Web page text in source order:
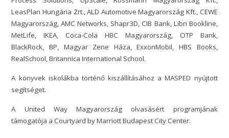
LeasPlan Hungária Zrt., ALD Automotive Magyarország Kft., CEWE
Magyarország, AMC Networks, Shapr3D, CIB Bank, Libri Bookline,
MetLife, IKEA, Coca-Cola HBC Magyarország, OTP Bank,
BlackRock, BP, Magyar Zene Háza, ExxonMobil, HBS Books,
RealSchool, Britannica International School.
A könyvek iskolákba történő kiszállításához a MASPED nyújtott
segítséget.
A United Way Magyarország olvasásért programjának
támogatója a Courtyard by Marriott Budapest City Center.